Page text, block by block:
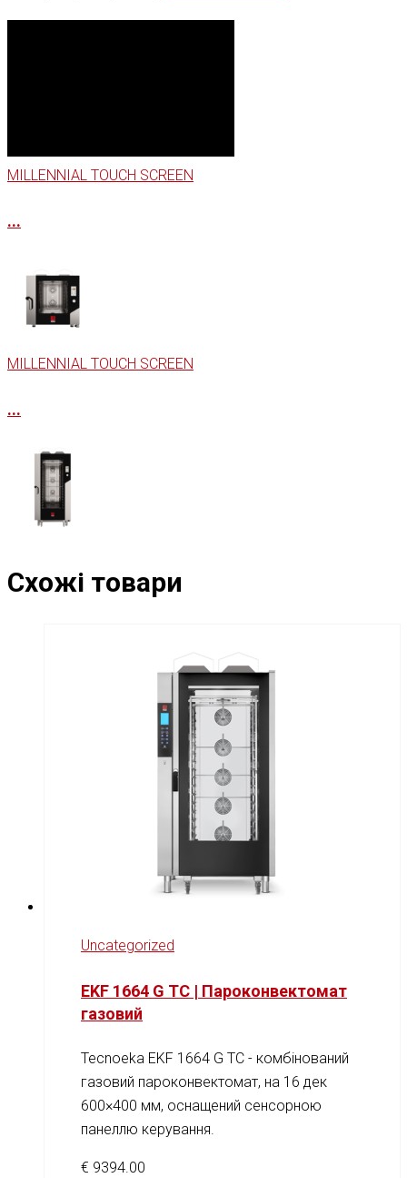
MILLENNIAL TOUCH SCREEN
...
MILLENNIAL TOUCH SCREEN
...
Схожі товари
Uncategorized
EKF 1664 G TC | Пароконвектомат
газовий
Tecnoeka EKF 1664 G TC - комбінований
газовий пароконвектомат, на 16 дек
600×400 мм, оснащений сенсорною
панеллю керування.
€ 9394.00